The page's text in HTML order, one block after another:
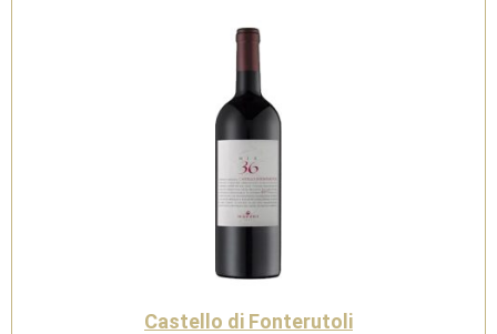
Castello di Fonterutoli